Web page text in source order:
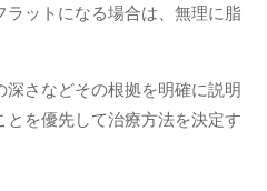
ラットになる場合は、無理に脂
さなどその根拠を明確に説明
とを優先して治療方法を決定す